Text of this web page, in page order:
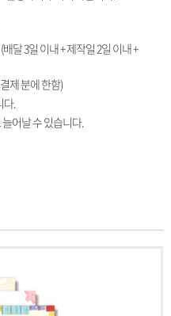
달 3일 이내 + 제작일 2일 이내 +
제 분에 한함)
다.
어날 수 있습니다.